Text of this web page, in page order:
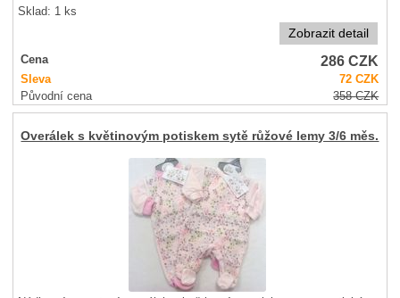
Sklad: 1 ks
Zobrazit detail
Cena 286CZK
Sleva 72CZK
Původní cena
358CZK
Overálek s květinovým potiskem sytě růžové lemy 3/6 měs.